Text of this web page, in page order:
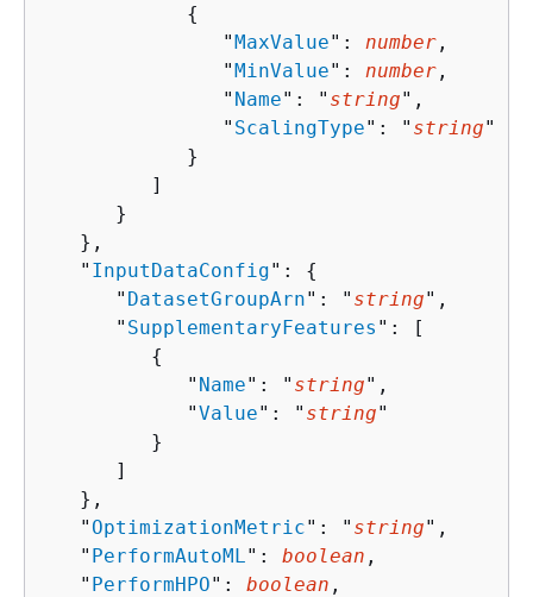
{
               "
MaxValue": number ,
               "
MinValue": number ,
               "
Name": " string",
               "
ScalingType": " string"
            }
         ]
      }
   },
   "
InputDataConfig": {
      "
DatasetGroupArn": " string",
      "
SupplementaryFeatures ": [
{
            "
Name": " string",
            "
Value": " string"
         }
      ]
   },
   "
OptimizationMetric": " string",
   "
PerformAutoML ": boolean ,
   "
PerformHPO": boolean ,